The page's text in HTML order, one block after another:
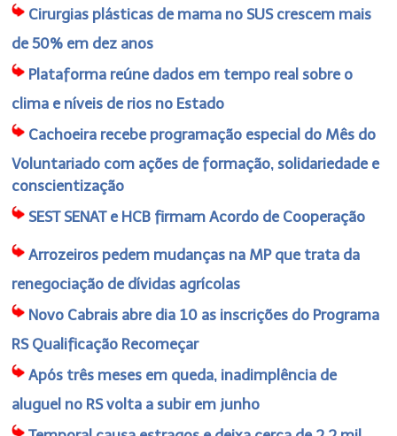
Cirurgias plásticas de mama no SUS crescem mais
de 50% em dez anos
Plataforma reúne dados em tempo real sobre o
clima e níveis de rios no Estado
Cachoeira recebe programação especial do Mês do
Voluntariado com ações de formação, solidariedade e
conscientização
SEST SENAT e HCB firmam Acordo de Cooperação
Arrozeiros pedem mudanças na MP que trata da
renegociação de dívidas agrícolas
Novo Cabrais abre dia 10 as inscrições do Programa
RS Qualificação Recomeçar
Após três meses em queda, inadimplência de
aluguel no RS volta a subir em junho